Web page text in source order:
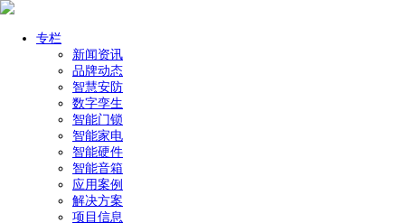
专栏
新闻资讯
品牌动态
智慧安防
数字孪生
智能门锁
智能家电
智能硬件
智能音箱
应用案例
解决方案
项目信息